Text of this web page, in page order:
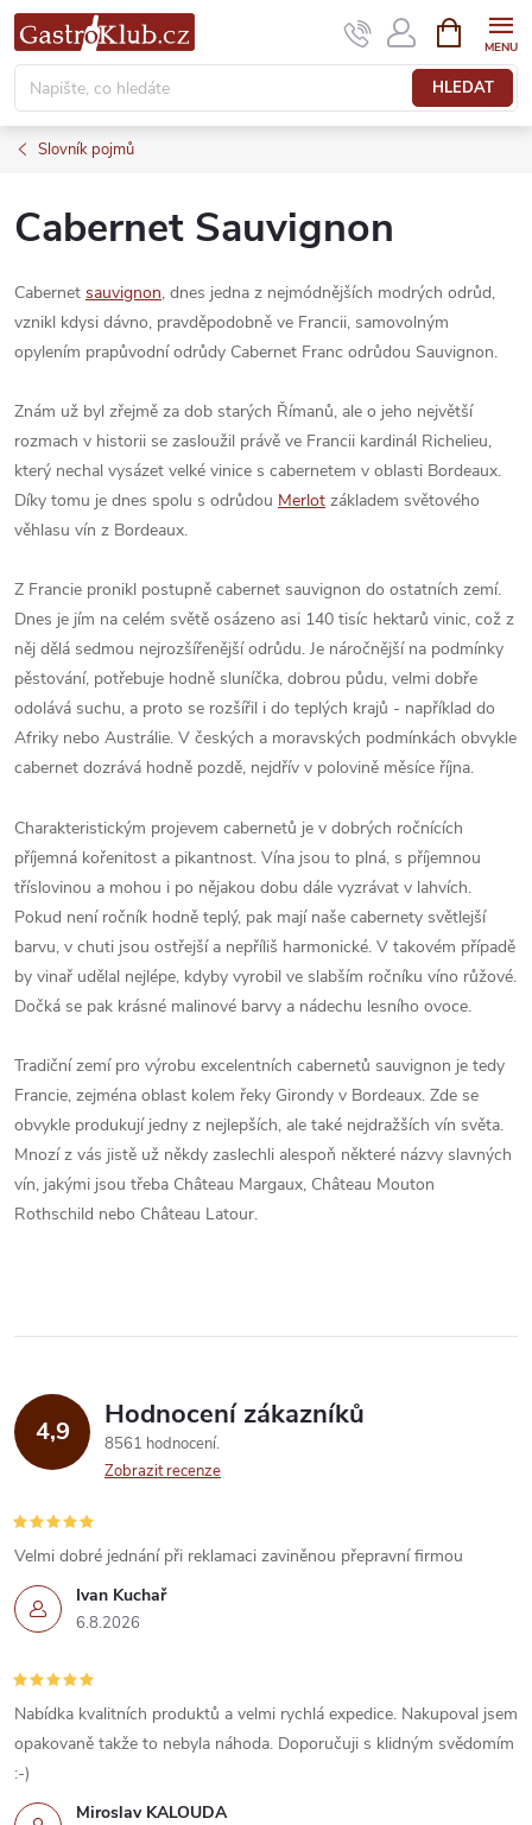
Přejít
na
obsah
HLEDAT
NÁKUPNÍ
KOŠÍK
Slovník pojmů
Cabernet Sauvignon
Cabernet sauvignon, dnes jedna z nejmódnějších modrých odrůd,
vznikl kdysi dávno, pravděpodobně ve Francii, samovolným
opylením prapůvodní odrůdy Cabernet Franc odrůdou Sauvignon.
Znám už byl zřejmě za dob starých Římanů, ale o jeho největší
rozmach v historii se zasloužil právě ve Francii kardinál Richelieu,
který nechal vysázet velké vinice s cabernetem v oblasti Bordeaux.
Díky tomu je dnes spolu s odrůdou Merlot základem světového
věhlasu vín z Bordeaux.
Z Francie pronikl postupně cabernet sauvignon do ostatních zemí.
Dnes je jím na celém světě osázeno asi 140 tisíc hektarů vinic, což z
něj dělá sedmou nejrozšířenější odrůdu. Je náročnější na podmínky
pěstování, potřebuje hodně sluníčka, dobrou půdu, velmi dobře
odolává suchu, a proto se rozšířil i do teplých krajů - například do
Afriky nebo Austrálie. V českých a moravských podmínkách obvykle
cabernet dozrává hodně pozdě, nejdřív v polovině měsíce října.
Charakteristickým projevem cabernetů je v dobrých ročnících
příjemná kořenitost a pikantnost. Vína jsou to plná, s příjemnou
tříslovinou a mohou i po nějakou dobu dále vyzrávat v lahvích.
Pokud není ročník hodně teplý, pak mají naše cabernety světlejší
barvu, v chuti jsou ostřejší a nepříliš harmonické. V takovém případě
by vinař udělal nejlépe, kdyby vyrobil ve slabším ročníku víno růžové.
Dočká se pak krásné malinové barvy a nádechu lesního ovoce.
Tradiční zemí pro výrobu excelentních cabernetů sauvignon je tedy
Francie, zejména oblast kolem řeky Girondy v Bordeaux. Zde se
obvykle produkují jedny z nejlepších, ale také nejdražších vín světa.
Mnozí z vás jistě už někdy zaslechli alespoň některé názvy slavných
vín, jakými jsou třeba Château Margaux, Château Mouton
Rothschild nebo Château Latour.
4,9 Hodnocení zákazníků
8561 hodnocení
Zobrazit recenze
Ivan Kuchař
6.8.2026
Velmi dobré jednání při reklamaci zaviněnou přepravní firmou
Miroslav KALOUDA
Nabídka kvalitních produktů a velmi rychlá expedice. Nakupoval jsem
opakovaně takže to nebyla náhoda. Doporučuji s klidným svědomím
:-)